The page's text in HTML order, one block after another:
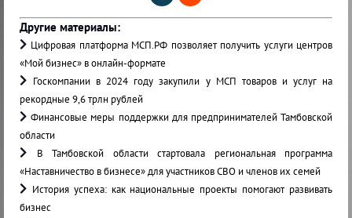
Другие материалы:
Цифровая платформа МСП.РФ позволяет получить услуги центров
«Мой бизнес» в онлайн-формате
Госкомпании в 2024 году закупили у МСП товаров и услуг на
рекордные 9,6 трлн рублей
Финансовые меры поддержки для предпринимателей Тамбовской
области
В Тамбовской области стартовала региональная программа
«Наставничество в бизнесе» для участников СВО и членов их семей
История успеха: как национальные проекты помогают развивать
бизнес